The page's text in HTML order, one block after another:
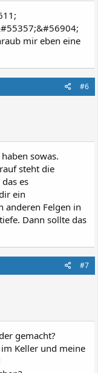
mir eben eine
#6
sowas.
steht die
es
ein
anderen Felgen in
Dann sollte das
#7
gemacht?
Keller und meine